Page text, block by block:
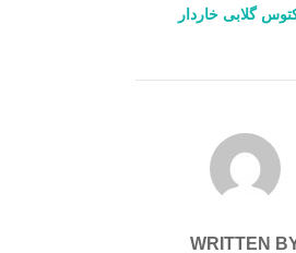
گلابی خاردار
POST
WRITTEN